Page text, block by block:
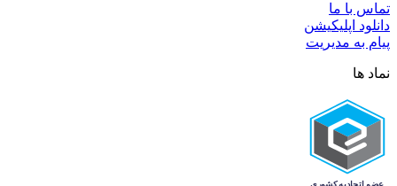
تماس با ما
دانلود اپلیکیشن
پیام به مدیریت
نماد ها